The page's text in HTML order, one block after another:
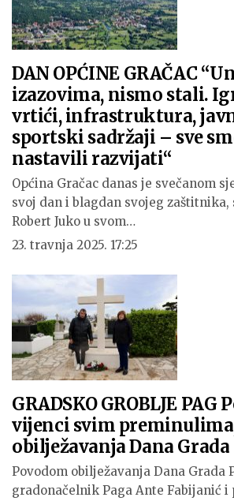
DAN OPĆINE GRAČAC
izazovima, nismo stali.
vrtići, infrastruktura,
sportski sadržaji – sve
nastavili razvijati“
Općina Gračac danas je svečanom
svoj dan i blagdan svojeg zaštitnika,
Robert Juko u svom…
23. travnja 2025. 17:25
GRADSKO GROBLJE PAG
vijenci svim
obilježavanja Dana Grada
Povodom obilježavanja Dana Grada
gradonačelnik Paga Ante Fabijanić i